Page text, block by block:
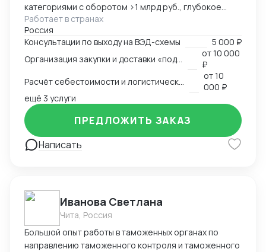
категориями с оборотом >1 млрд руб., глубокое
понимание коммерческой стороны закупок.
Ключевые компетенции: — Организация полного
цикла ВЭД «под ключ»: от поиска поставщика до
доставки на склад клиента — Работа с китайскими
поставщиками: переговоры, контроль качества,
оплата — Таможенное оформление, подбор
сертификации, подготовка документов —
Международная логистика: поиск брокеров, расчёт
маршрутов, мониторинг цен — Расчёт
себестоимости и контроль маржинальности сделок
— Опыт поставок в условиях санкционных
удалённая работа, полная автономность
Работает в странах
Россия
Консультации по выходу на ВЭД-схемы
5 000 ₽
от10 000
₽
от10
000 ₽
ещё 3 услуги
Написать
ПРЕДЛОЖИТЬ ЗАКАЗ
Иванова Светлана
Чита, Россия
Большой опыт работы в таможенных органах по
направлению таможенного контроля и таможенного